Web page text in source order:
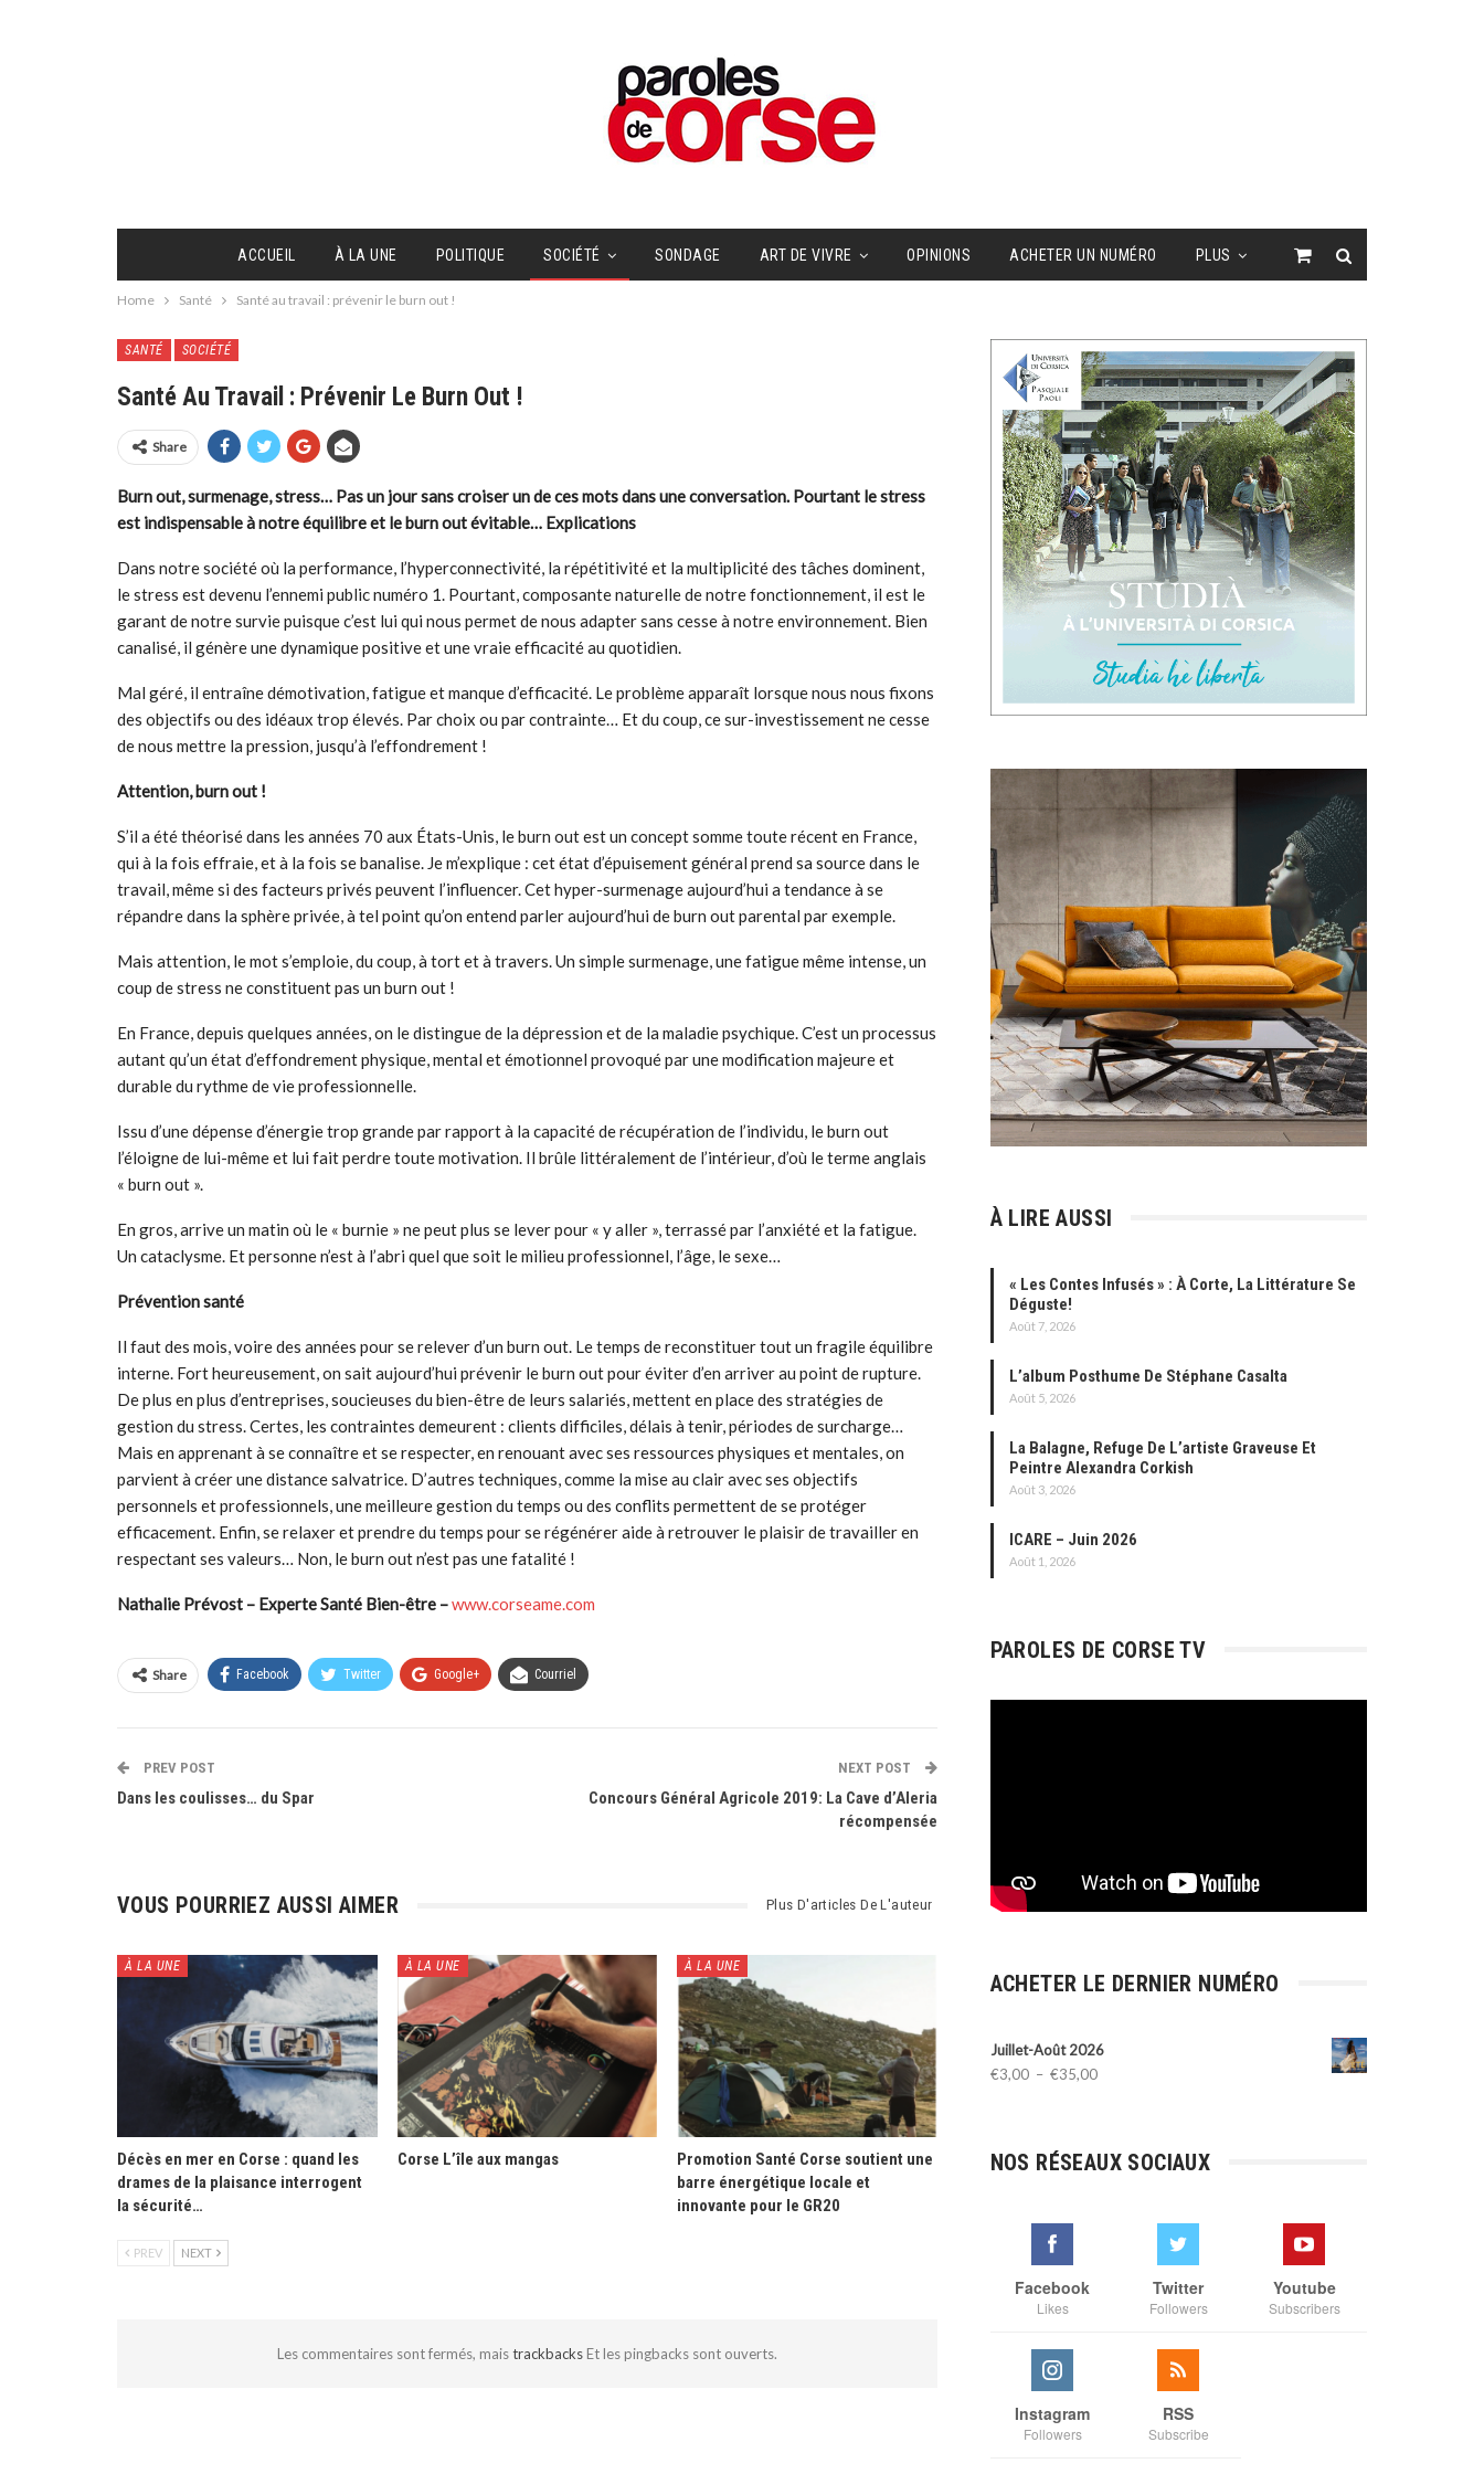
ACCUEIL À LA UNE POLITIQUE SOCIÉTÉ SONDAGE ART DE VIVRE OPINIONS ACHETER UN NUMÉRO PLUS
Home Santé Santé au travail : prévenir le burn out !
SANTÉ SOCIÉTÉ
Santé Au Travail : Prévenir Le Burn Out !
Share
Burn out, surmenage, stress… Pas un jour sans croiser un de ces mots dans une conversation. Pourtant le stress
est indispensable à notre équilibre et le burn out évitable… Explications
Dans notre société où la performance, l’hyperconnectivité, la répétitivité et la multiplicité des tâches dominent,
le stress est devenu l’ennemi public numéro 1. Pourtant, composante naturelle de notre fonctionnement, il est le
garant de notre survie puisque c’est lui qui nous permet de nous adapter sans cesse à notre environnement. Bien
canalisé, il génère une dynamique positive et une vraie efficacité au quotidien.
Mal géré, il entraîne démotivation, fatigue et manque d’efficacité. Le problème apparaît lorsque nous nous fixons
des objectifs ou des idéaux trop élevés. Par choix ou par contrainte… Et du coup, ce sur-investissement ne cesse
de nous mettre la pression, jusqu’à l’effondrement !
Attention, burn out !
S’il a été théorisé dans les années 70 aux États-Unis, le burn out est un concept somme toute récent en France,
qui à la fois effraie, et à la fois se banalise. Je m’explique : cet état d’épuisement général prend sa source dans le
travail, même si des facteurs privés peuvent l’influencer. Cet hyper-surmenage aujourd’hui a tendance à se
répandre dans la sphère privée, à tel point qu’on entend parler aujourd’hui de burn out parental par exemple.
Mais attention, le mot s’emploie, du coup, à tort et à travers. Un simple surmenage, une fatigue même intense, un
coup de stress ne constituent pas un burn out !
En France, depuis quelques années, on le distingue de la dépression et de la maladie psychique. C’est un processus
autant qu’un état d’effondrement physique, mental et émotionnel provoqué par une modification majeure et
durable du rythme de vie professionnelle.
Issu d’une dépense d’énergie trop grande par rapport à la capacité de récupération de l’individu, le burn out
l’éloigne de lui-même et lui fait perdre toute motivation. Il brûle littéralement de l’intérieur, d’où le terme anglais
« burn out ».
En gros, arrive un matin où le « burnie » ne peut plus se lever pour « y aller », terrassé par l’anxiété et la fatigue.
Un cataclysme. Et personne n’est à l’abri quel que soit le milieu professionnel, l’âge, le sexe…
Prévention santé
Il faut des mois, voire des années pour se relever d’un burn out. Le temps de reconstituer tout un fragile équilibre
interne. Fort heureusement, on sait aujourd’hui prévenir le burn out pour éviter d’en arriver au point de rupture.
De plus en plus d’entreprises, soucieuses du bien-être de leurs salariés, mettent en place des stratégies de
gestion du stress. Certes, les contraintes demeurent : clients difficiles, délais à tenir, périodes de surcharge…
Mais en apprenant à se connaître et se respecter, en renouant avec ses ressources physiques et mentales, on
parvient à créer une distance salvatrice. D’autres techniques, comme la mise au clair avec ses objectifs
personnels et professionnels, une meilleure gestion du temps ou des conflits permettent de se protéger
efficacement. Enfin, se relaxer et prendre du temps pour se régénérer aide à retrouver le plaisir de travailler en
respectant ses valeurs… Non, le burn out n’est pas une fatalité !
Nathalie Prévost – Experte Santé Bien-être –www.corseame.com
Share Facebook Twitter Google+ Courriel
PREV POST
Dans les coulisses… du Spar
NEXT POST
Concours Général Agricole 2019: La Cave d’Aleria
récompensée
VOUS POURRIEZ AUSSI AIMER Plus D'articles De L'auteur
À LA UNE
Décès en mer en Corse : quand les
drames de la plaisance interrogent
la sécurité…
À LA UNE
Corse L’île aux mangas
À LA UNE
Promotion Santé Corse soutient une
barre énergétique locale et
innovante pour le GR20
PREV NEXT
Les commentaires sont fermés, maistrackbacks Et les pingbacks sont ouverts.
À LIRE AUSSI
« Les Contes Infusés » : À Corte, La Littérature Se
Déguste!
Août 7, 2026
L’album Posthume De Stéphane Casalta
Août 5, 2026
La Balagne, Refuge De L’artiste Graveuse Et
Peintre Alexandra Corkish
Août 3, 2026
ICARE – Juin 2026
Août 1, 2026
PAROLES DE CORSE TV
ACHETER LE DERNIER NUMÉRO
Juillet-Août 2026
€3,00 – €35,00Plage
à
NOS RÉSEAUX SOCIAUX
Facebook
Likes
Twitter
Followers
Youtube
Subscribers
Instagram
Followers
RSS
Subscribe